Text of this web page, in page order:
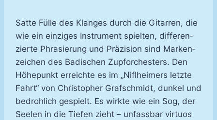
Sat­te Fül­le des Klan­ges durch die Gi­tar­ren, die
wie ein ein­zi­ges In­stru­ment spiel­ten, dif­fe­ren­
zier­te Phra­sie­rung und Prä­zi­si­on sind Mar­ken­
zei­chen des Ba­di­schen Zupfor­ches­ters. Den
Hö­he­punkt er­reich­te es im „Nif­lhei­mers letz­te
Fahrt“ von Chris­to­pher Graf­schmidt, dun­kel und
be­droh­lich ge­spielt. Es wirk­te wie ein Sog, der
See­len in die Tie­fen zieht – un­fass­bar vir­tu­os